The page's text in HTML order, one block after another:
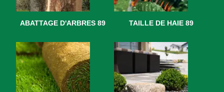
ABATTAGE D'ARBRES 89 TAILLE DE HAIE 89